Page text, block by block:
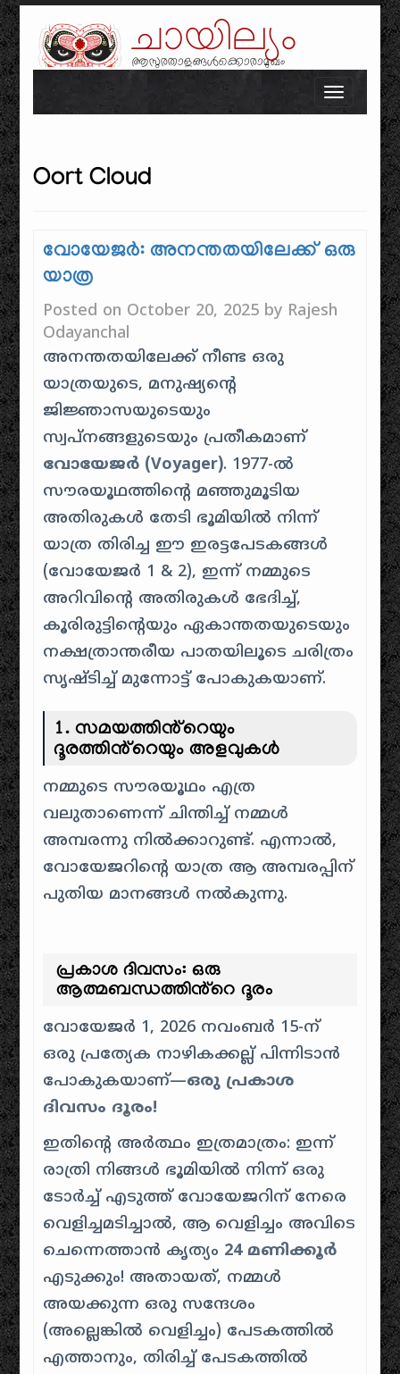
ചായില്യം
ആസുരതാളങ്ങൾക്കൊരാമുഖം
Skip to content
Toggle
Oort Cloud
വോയേജർ: അനന്തതയിലേക്ക് ഒരു
യാത്ര
Posted on October 20, 2025 by Rajesh
Odayanchal
അനന്തതയിലേക്ക് നീണ്ട ഒരു
യാത്രയുടെ, മനുഷ്യൻ്റെ
ജിജ്ഞാസയുടെയും
സ്വപ്നങ്ങളുടെയും പ്രതീകമാണ്
വോയേജർ (Voyager). 1977-ൽ
സൗരയൂഥത്തിൻ്റെ മഞ്ഞുമൂടിയ
അതിരുകൾ തേടി ഭൂമിയിൽ നിന്ന്
യാത്ര തിരിച്ച ഈ ഇരട്ടപേടകങ്ങൾ
(വോയേജർ 1 & 2), ഇന്ന് നമ്മുടെ
അറിവിൻ്റെ അതിരുകൾ ഭേദിച്ച്,
കൂരിരുട്ടിൻ്റെയും ഏകാന്തതയുടെയും
നക്ഷത്രാന്തരീയ പാതയിലൂടെ ചരിത്രം
സൃഷ്ടിച്ച് മുന്നോട്ട് പോകുകയാണ്.
1. സമയത്തിൻ്റെയും
ദൂരത്തിൻ്റെയും അളവുകൾ
നമ്മുടെ സൗരയൂഥം എത്ര
വലുതാണെന്ന് ചിന്തിച്ച് നമ്മൾ
അമ്പരന്നു നിൽക്കാറുണ്ട്. എന്നാൽ,
വോയേജറിൻ്റെ യാത്ര ആ അമ്പരപ്പിന്
പുതിയ മാനങ്ങൾ നൽകുന്നു.
പ്രകാശ ദിവസം: ഒരു
ആത്മബന്ധത്തിൻ്റെ ദൂരം
വോയേജർ 1, 2026 നവംബർ 15-ന്
ഒരു പ്രത്യേക നാഴികക്കല്ല് പിന്നിടാൻ
പോകുകയാണ്—ഒരു പ്രകാശ
ദിവസം ദൂരം!
ഇതിൻ്റെ അർത്ഥം ഇത്രമാത്രം: ഇന്ന്
രാത്രി നിങ്ങൾ ഭൂമിയിൽ നിന്ന് ഒരു
ടോർച്ച് എടുത്ത് വോയേജറിന് നേരെ
വെളിച്ചമടിച്ചാൽ, ആ വെളിച്ചം അവിടെ
ചെന്നെത്താൻ കൃത്യം 24 മണിക്കൂർ
എടുക്കും! അതായത്, നമ്മൾ
അയക്കുന്ന ഒരു സന്ദേശം
(അല്ലെങ്കിൽ വെളിച്ചം) പേടകത്തിൽ
എത്താനും, തിരിച്ച് പേടകത്തിൽ